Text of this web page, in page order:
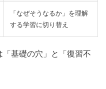
「なぜそうなるか」を理解
する学習に切り替え
基礎の穴」と「復習不